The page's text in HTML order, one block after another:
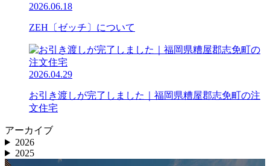
2026.06.18
ZEH〔ゼッチ〕について
2026.04.29
お引き渡しが完了しました｜福岡県糟屋郡志免町の注
文住宅
アーカイブ
2026
2025